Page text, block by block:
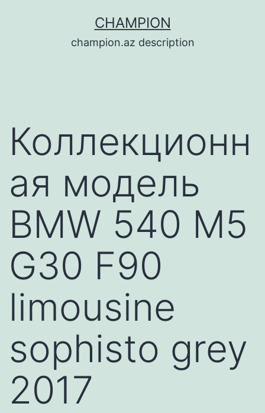
содержимому
CHAMPION
champion.az description
Коллекционн
ая модель
BMW 540 M5
G30 F90
limousine
sophisto grey
2017